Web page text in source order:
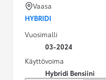
Vaasa
HYBRIDI
Vuosimalli
03-2024
Käyttövoima
Hybridi Bensiini